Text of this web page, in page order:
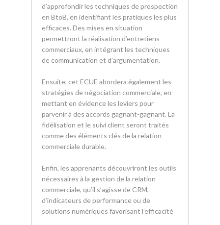
d’approfondir les techniques de prospection
en BtoB, en identifiant les pratiques les plus
efficaces. Des mises en situation
permettront la réalisation d’entretiens
commerciaux, en intégrant les techniques
de communication et d’argumentation.
Ensuite, cet ECUE abordera également les
stratégies de négociation commerciale, en
mettant en évidence les leviers pour
parvenir à des accords gagnant-gagnant. La
fidélisation et le suivi client seront traités
comme des éléments clés de la relation
commerciale durable.
Enfin, les apprenants découvriront les outils
nécessaires à la gestion de la relation
commerciale, qu’il s’agisse de CRM,
d’indicateurs de performance ou de
solutions numériques favorisant l’efficacité